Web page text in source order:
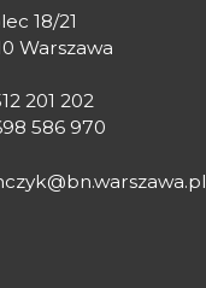
18/21
Warszawa
201 202
586 970